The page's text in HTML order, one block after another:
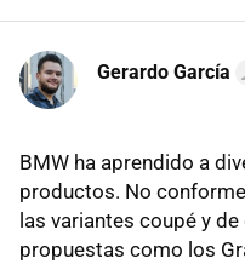
Gerardo García
BMW ha aprendido a
productos. No
las variantes coupé y de
propuestas como los